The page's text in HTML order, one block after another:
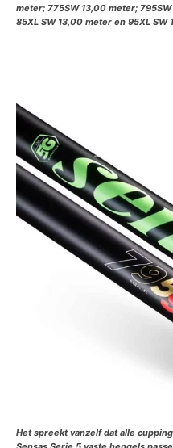
meter; 775SW 13,00 meter;
85XL SW 13,00 meter en 95XL SW
Het spreekt vanzelf dat alle